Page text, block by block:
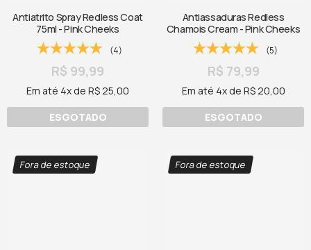
Antiatrito Spray Redless Coat
75ml - Pink Cheeks
(4)
R$ 99,99
Em até 4x de R$ 25,00
ESGOTADO
Antiassaduras Redless
Chamois Cream - Pink Cheeks
(5)
R$ 79,99
Em até 4x de R$ 20,00
ESGOTADO
Fora de estoque Fora de estoque